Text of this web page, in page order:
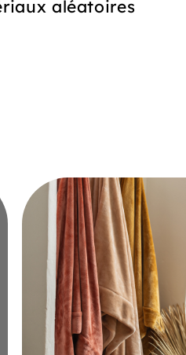
aléatoires